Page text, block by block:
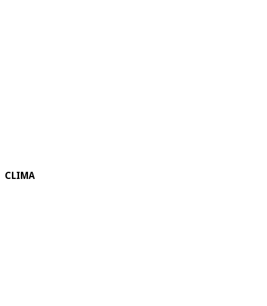
CLIMA